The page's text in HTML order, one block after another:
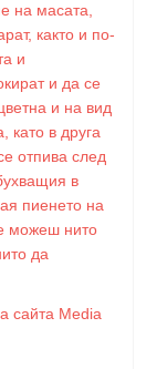
на масата,
както и по-
и
и да се
и на вид
като в друга
отпива след
в
пиенето на
можеш нито
да
сайта Media